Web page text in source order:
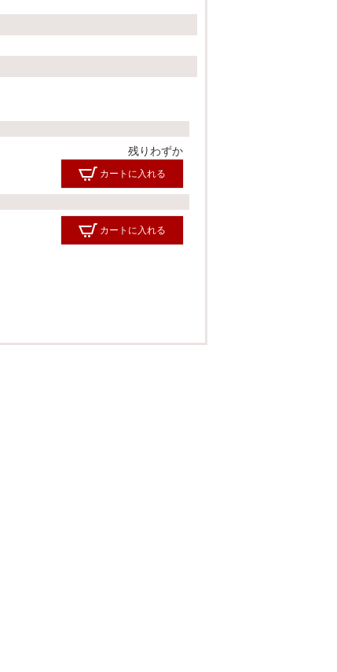
2/14
残りわずか
カートに入れる
カートに入れる